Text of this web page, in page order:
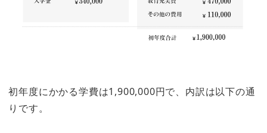
初年度にかかる学費は1,900,000円で、内訳は以下の通
りです。